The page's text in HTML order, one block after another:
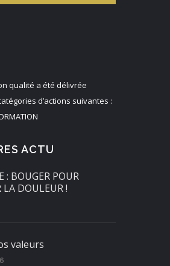
qualité a été délivrée
d’actions suivantes :
ACTU
: BOUGER POUR
LA DOULEUR !
valeurs